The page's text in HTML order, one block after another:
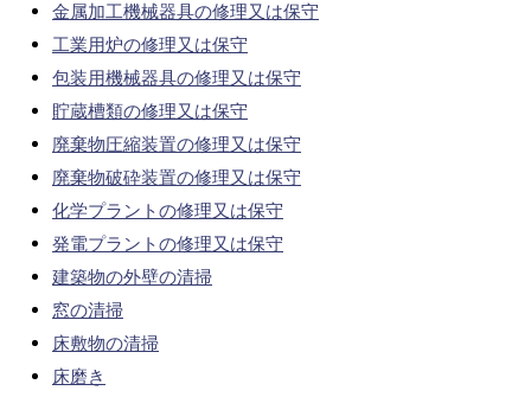
金属加工機械器具の修理又は保守
工業用炉の修理又は保守
包装用機械器具の修理又は保守
貯蔵槽類の修理又は保守
廃棄物圧縮装置の修理又は保守
廃棄物破砕装置の修理又は保守
化学プラントの修理又は保守
発電プラントの修理又は保守
建築物の外壁の清掃
窓の清掃
床敷物の清掃
床磨き